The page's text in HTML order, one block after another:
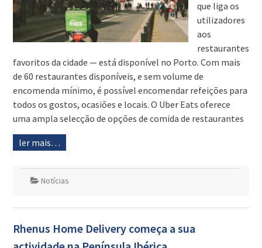
que liga os
utilizadores
aos
restaurantes
favoritos da cidade — está disponível no Porto. Com mais
de 60 restaurantes disponíveis, e sem volume de
encomenda mínimo, é possível encomendar refeições para
todos os gostos, ocasiões e locais. O Uber Eats oferece
uma ampla selecção de opções de comida de restaurantes
ler mais…
Notícias
Rhenus Home Delivery começa a sua